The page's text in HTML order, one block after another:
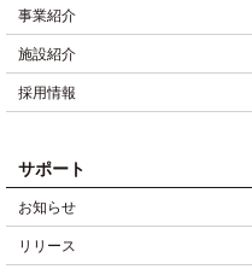
事業紹介
施設紹介
採用情報
サポート
お知らせ
リリース